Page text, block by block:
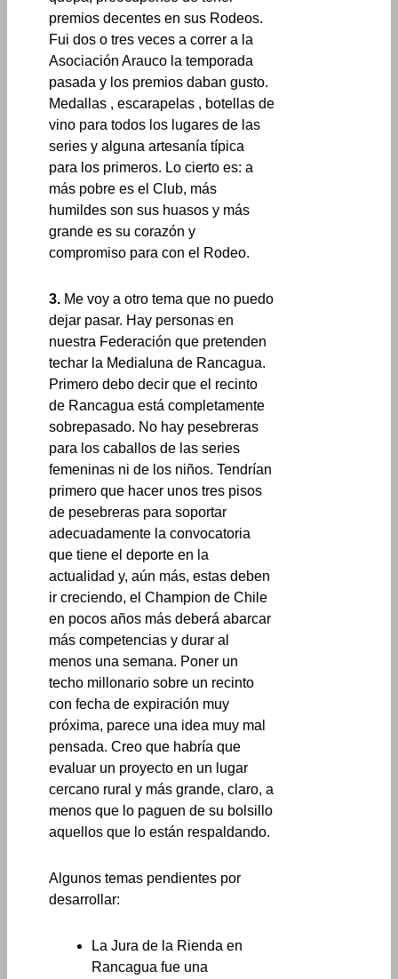
premios decentes en sus Rodeos.
Fui dos o tres veces a correr a la
Asociación Arauco la temporada
pasada y los premios daban gusto.
Medallas , escarapelas , botellas de
vino para todos los lugares de las
series y alguna artesanía típica
para los primeros. Lo cierto es: a
más pobre es el Club, más
humildes son sus huasos y más
grande es su corazón y
compromiso para con el Rodeo.
3. Me voy a otro tema que no puedo
dejar pasar. Hay personas en
nuestra Federación que pretenden
techar la Medialuna de Rancagua.
Primero debo decir que el recinto
de Rancagua está completamente
sobrepasado. No hay pesebreras
para los caballos de las series
femeninas ni de los niños. Tendrían
primero que hacer unos tres pisos
de pesebreras para soportar
adecuadamente la convocatoria
que tiene el deporte en la
actualidad y, aún más, estas deben
ir creciendo, el Champion de Chile
en pocos años más deberá abarcar
más competencias y durar al
menos una semana. Poner un
techo millonario sobre un recinto
con fecha de expiración muy
próxima, parece una idea muy mal
pensada. Creo que habría que
evaluar un proyecto en un lugar
cercano rural y más grande, claro, a
menos que lo paguen de su bolsillo
aquellos que lo están respaldando.
Algunos temas pendientes por
desarrollar:
La Jura de la Rienda en
Rancagua fue una